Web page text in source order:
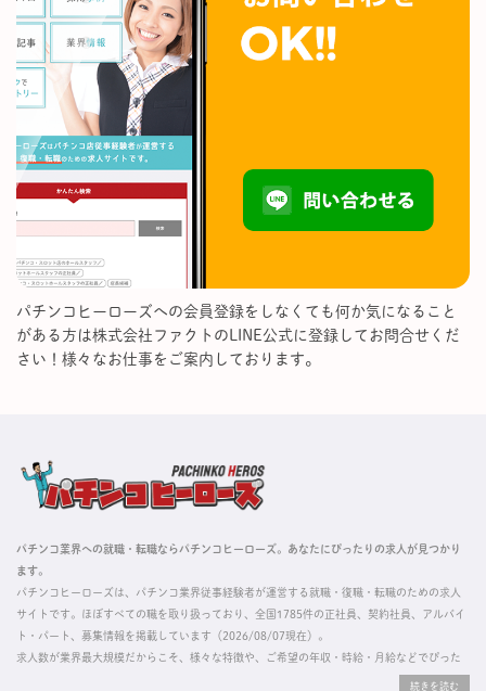
パチンコヒーローズへの会員登録をしなくても何か気になること
がある方は株式会社ファクトのLINE公式に登録してお問合せくだ
さい！様々なお仕事をご案内しております。
パチンコ業界への就職・転職ならパチンコヒーローズ。あなたにぴったりの求人が見つかり
ます。
パチンコヒーローズは、パチンコ業界従事経験者が運営する就職・復職・転職のための求人
サイトです。ほぼすべての職を取り扱っており、全国1785件の正社員、契約社員、アルバイ
ト・パート、募集情報を掲載しています（2026/08/07現在）。
求人数が業界最大規模だからこそ、様々な特徴や、ご希望の年収・時給・月給などでぴった